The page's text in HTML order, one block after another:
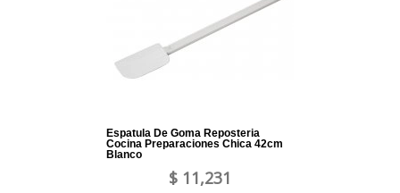
Espatula De Goma Reposteria
Cocina Preparaciones Chica 42cm
Blanco
$ 11,231